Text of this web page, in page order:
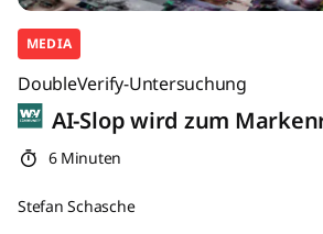
MEDIA
DoubleVerify-Untersuchung
AI-Slop wird zum
6 Minuten
Stefan Schasche